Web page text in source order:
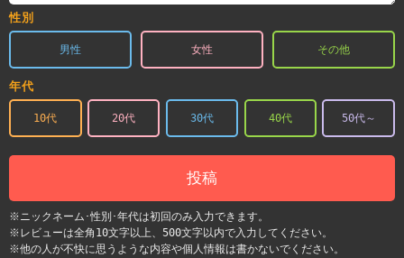
性別
男性 女性 その他
年代
10代 20代 30代 40代 50代～
投稿
※ニックネーム･性別･年代は初回のみ入力できます。
※レビューは全角10文字以上、500文字以内で入力してください。
※他の人が不快に思うような内容や個人情報は書かないでください。